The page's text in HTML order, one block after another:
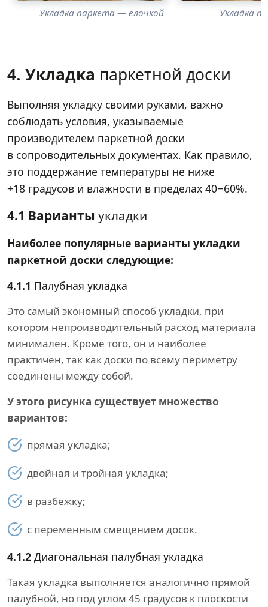
Укладка паркета — елочкой Укладка
4. Укладка паркетной доски
Выполняя укладку своими руками, важно
соблюдать условия, указываемые
производителем паркетной доски
в сопроводительных документах. Как правило,
это поддержание температуры не ниже
+18 градусов и влажности в пределах 40−60%.
4.1 Варианты укладки
Наиболее популярные варианты укладки
паркетной доски следующие:
4.1.1 Палубная укладка
Это самый экономный способ укладки, при
котором непроизводительный расход материала
минимален. Кроме того, он и наиболее
практичен, так как доски по всему периметру
соединены между собой.
У этого рисунка существует множество
вариантов:
прямая укладка;
двойная и тройная укладка;
в разбежку;
с переменным смещением досок.
4.1.2 Диагональная палубная укладка
Такая укладка выполняется аналогично прямой
палубной, но под углом 45 градусов к плоскости